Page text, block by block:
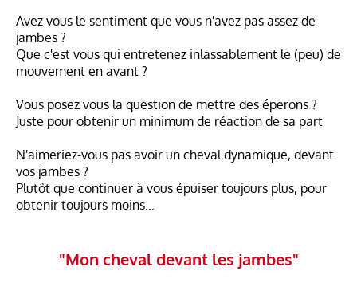
Avez vous le sentiment que vous n'avez pas assez de
jambes ?
Que c'est vous qui entretenez inlassablement le (peu) de
mouvement en avant ?
Vous posez vous la question de mettre des éperons ?
Juste pour obtenir un minimum de réaction de sa part
N'aimeriez-vous pas avoir un cheval dynamique, devant
vos jambes ?
Plutôt que continuer à vous épuiser toujours plus, pour
obtenir toujours moins...
"Mon cheval devant les jambes"